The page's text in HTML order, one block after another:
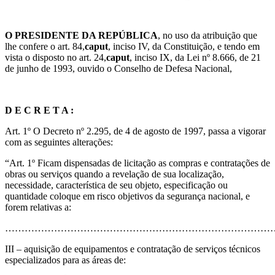
O PRESIDENTE DA REPÚBLICA, no uso da atribuição que
lhe confere o art. 84,caput, inciso IV, da Constituição, e tendo em
vista o disposto no art. 24,caput, inciso IX, da Lei nº 8.666, de 21
de junho de 1993, ouvido o Conselho de Defesa Nacional,
D E C R E T A :
Art. 1º O Decreto nº 2.295, de 4 de agosto de 1997, passa a vigorar
com as seguintes alterações:
“Art. 1º Ficam dispensadas de licitação as compras e contratações de
obras ou serviços quando a revelação de sua localização,
necessidade, característica de seu objeto, especificação ou
quantidade coloque em risco objetivos da segurança nacional, e
forem relativas a:
III – aquisição de equipamentos e contratação de serviços técnicos
especializados para as áreas de: